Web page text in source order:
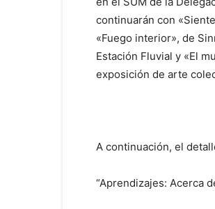
continuarán con
«Fuego interior», de
Estación Fluvial y «El
exposición de arte
A continuación, el
“Aprendizajes: Acerca